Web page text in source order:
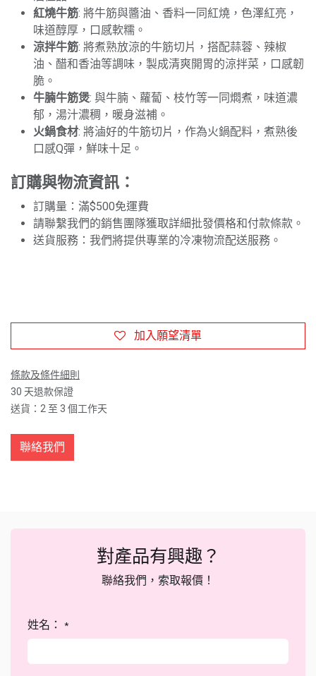
紅燒牛筋: 將牛筋與醬油、香料一同紅燒，色澤紅亮，
味道醇厚，口感軟糯。
涼拌牛筋: 將煮熟放涼的牛筋切片，搭配蒜蓉、辣椒
油、醋和香油等調味，製成清爽開胃的涼拌菜，口感韌
脆。
牛腩牛筋煲: 與牛腩、蘿蔔、枝竹等一同燜煮，味道濃
郁，湯汁濃稠，暖身滋補。
火鍋食材: 將滷好的牛筋切片，作為火鍋配料，煮熟後
口感Q彈，鮮味十足。
訂購與物流資訊：
訂購量：滿$500免運費
請聯繫我們的銷售團隊獲取詳細批發價格和付款條款。
送貨服務：我們將提供專業的冷凍物流配送服務。
加入願望清單
條款及條件細則
30 天退款保證
送貨：2 至 3 個工作天
聯絡我們
對產品有興趣？
聯絡我們，索取報價！
姓名： *